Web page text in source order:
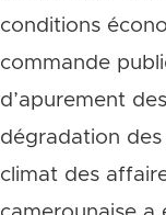
conditions
commande
d’apurement
dégradation
climat des